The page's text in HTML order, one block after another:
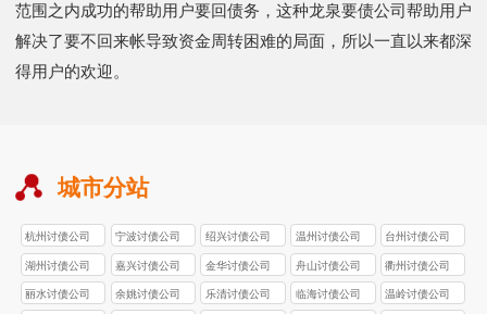
范围之内成功的帮助用户要回债务，这种龙泉要债公司帮助用户
解决了要不回来帐导致资金周转困难的局面，所以一直以来都深
得用户的欢迎。
城市分站
杭州讨债公司 宁波讨债公司 绍兴讨债公司 温州讨债公司 台州讨债公司
湖州讨债公司 嘉兴讨债公司 金华讨债公司 舟山讨债公司 衢州讨债公司
丽水讨债公司 余姚讨债公司 乐清讨债公司 临海讨债公司 温岭讨债公司